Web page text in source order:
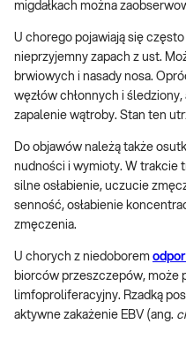
migdałkach można
U chorego pojawiają się
nieprzyjemny zapach z ust.
brwiowych i nasady nosa.
węzłów chłonnych i
zapalenie wątroby. Stan ten
Do objawów należą także
nudności i wymioty. W trakcie
silne osłabienie, uczucie
senność, osłabienie
zmęczenia.
U chorych z niedoborem
biorców przeszczepów, może
limfoproliferacyjny. Rzadką
aktywne zakażenie EBV (ang.